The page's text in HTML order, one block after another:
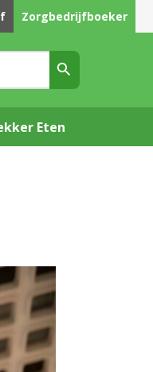
Zorgbedrijfboeker
Eten